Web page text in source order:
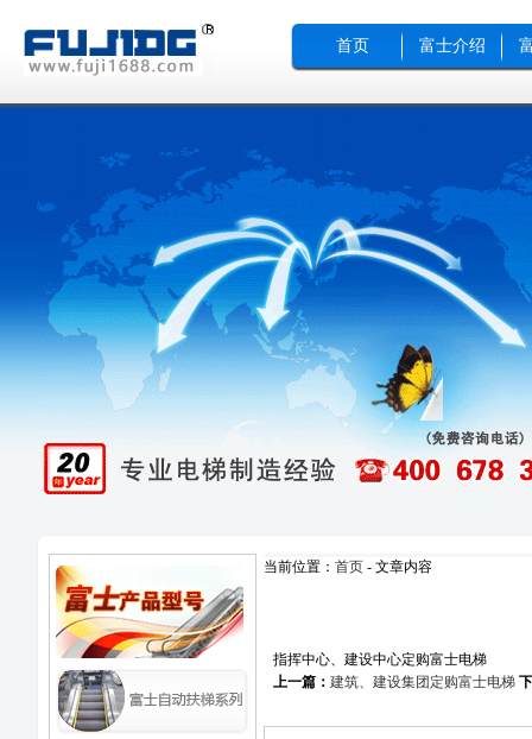
首页 富士介绍
当前位置： 首页 - 文章内容
指挥中心、建设中心定购富士电梯
上一篇： 建筑、建设集团定购富士电梯